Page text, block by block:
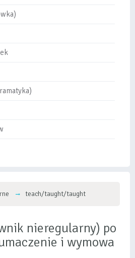
teach/taught/taught
nieregularny) po
i wymowa